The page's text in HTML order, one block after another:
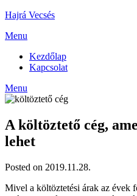
Skip
content
Hajrá Vecsés
Menu
Kezdőlap
Kapcsolat
Menu
A költöztető cég,
lehet
Posted on 2019.11.28.
Mivel a költöztetési árak az évek